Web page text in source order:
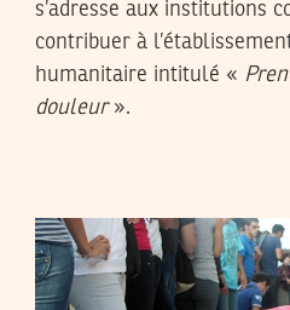
s’adresse aux institutions
contribuer à
humanitaire intitulé «
douleur».